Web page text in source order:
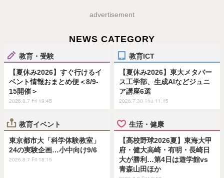
advertisement
NEWS CATEGORY
教育・受験
【夏休み2026】すぐ行けるイ
ベント情報おまとめ便＜8/9-
15開催＞
2026.8.7 Fri 19:45
教育ICT
【夏休み2026】東大メタバー
ス工学部、生成AIなどジュニ
ア講座6選
2026.7.30 Thu 11:15
教育イベント
東京都市大「科学体験教室」
24の実験企画…小中向け9/6
2026.8.7 Fri 18:15
生活・健康
【高校野球2026夏】東海大甲
府・健大高崎・有明・長崎日
大が勝利…第4日は遊学館vs
青森山田ほか